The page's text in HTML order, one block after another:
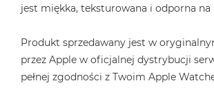
jest miękka, teksturowana i odporna na
Produkt sprzedawany jest w
przez Apple w oficjalnej dystrybucji
pełnej zgodności z Twoim Apple